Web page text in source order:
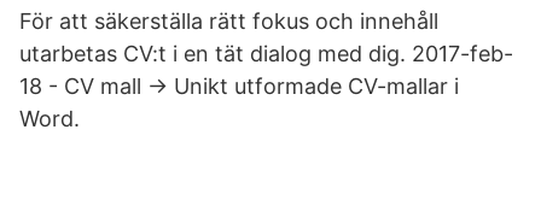
För att säkerställa rätt fokus och innehåll
utarbetas CV:t i en tät dialog med dig. 2017-feb-
18 - CV mall → Unikt utformade CV-mallar i
Word.